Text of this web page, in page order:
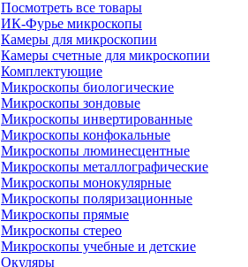
Посмотреть все товары
ИК-Фурье микроскопы
Камеры для микроскопии
Камеры счетные для микроскопии
Комплектующие
Микроскопы биологические
Микроскопы зондовые
Микроскопы инвертированные
Микроскопы конфокальные
Микроскопы люминесцентные
Микроскопы металлографические
Микроскопы монокулярные
Микроскопы поляризационные
Микроскопы прямые
Микроскопы стерео
Микроскопы учебные и детские
Окуляры